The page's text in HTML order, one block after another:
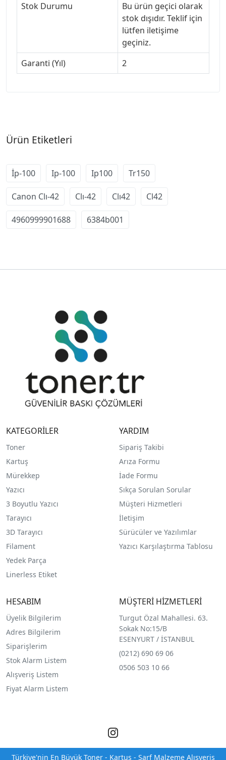
Stok Durumu
Bu ürün geçici olarak
stok dışıdır. Teklif için
lütfen iletişime
geçiniz.
Garanti (Yıl)
2
Ürün Etiketleri
İp-100 Ip-100 Ip100 Tr150
Canon Clı-42 Clı-42 Clı42 Cl42
4960999901688 6384b001
KATEGORİLER
Toner
Kartuş
Mürekkep
Yazıcı
3 Boyutlu Yazıcı
Tarayıcı
3D Tarayıcı
Filament
Yedek Parça
Linerless Etiket
YARDIM
Sipariş Takibi
Arıza Formu
İade Formu
Sıkça Sorulan Sorular
Müşteri Hizmetleri
İletişim
Sürücüler ve Yazılımlar
Yazıcı Karşılaştırma Tablosu
HESABIM
Üyelik Bilgilerim
Adres Bilgilerim
Siparişlerim
Stok Alarm Listem
Alışveriş Listem
Fiyat Alarm Listem
MÜŞTERİ HİZMETLERİ
Turgut Özal Mahallesi. 63.
Sokak No:15/B
ESENYURT / İSTANBUL
(0212) 690 69 06
0506 503 10 66
Türkiye'nin En Büyük Toner - Kartuş - Sarf Malzeme Alışveriş